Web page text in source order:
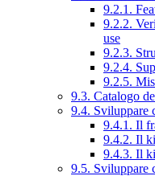
9.2.1.
9.2.2.
use
9.2.3.
9.2.4.
9.2.5.
9.3. Catalogo
9.4. Sviluppare
9.4.1. Il
9.4.2. Il
9.4.3. Il
9.5. Sviluppare